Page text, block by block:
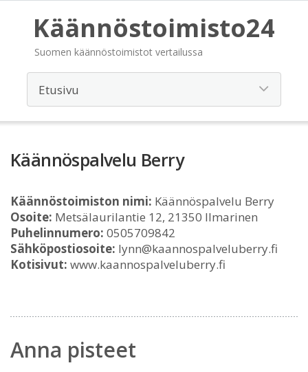
Käännöstoimisto24
Suomen käännöstoimistot vertailussa
Käännöspalvelu Berry
Käännöstoimiston nimi: Käännöspalvelu Berry
Osoite: Metsälaurilantie 12, 21350 Ilmarinen
Puhelinnumero: 0505709842
Sähköpostiosoite: lynn@kaannospalveluberry.fi
Kotisivut: www.kaannospalveluberry.fi
Anna pisteet